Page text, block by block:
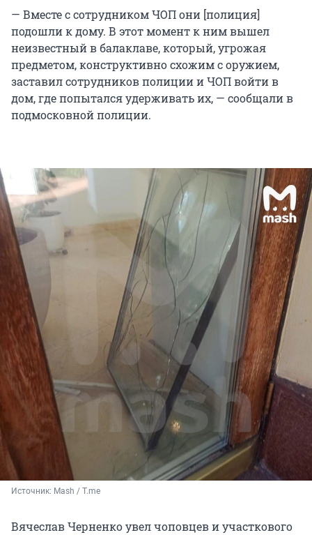
— Вместе с сотрудником ЧОП они [полиция]
подошли к дому. В этот момент к ним вышел
неизвестный в балаклаве, который, угрожая
предметом, конструктивно схожим с оружием,
заставил сотрудников полиции и ЧОП войти в
дом, где попытался удерживать их, — сообщали в
подмосковной полиции.
Источник: Mash / T.me
Вячеслав Черненко увел чоповцев и участкового